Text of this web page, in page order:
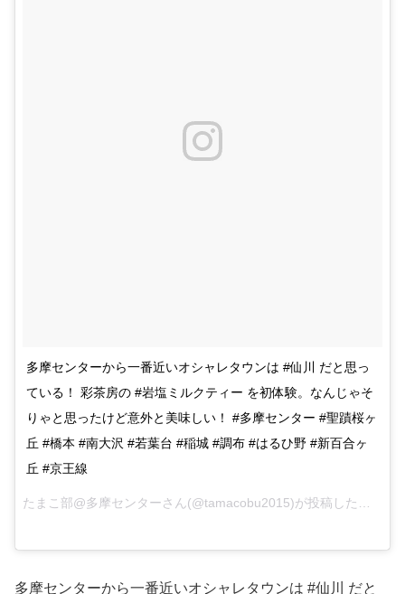
多摩センターから一番近いオシャレタウンは #仙川 だと思っ
ている！ 彩茶房の #岩塩ミルクティー を初体験。なんじゃそ
りゃと思ったけど意外と美味しい！ #多摩センター #聖蹟桜ヶ
丘 #橋本 #南大沢 #若葉台 #稲城 #調布 #はるひ野 #新百合ヶ
丘 #京王線
多摩センターから一番近いオシャレタウンは #仙川 だと